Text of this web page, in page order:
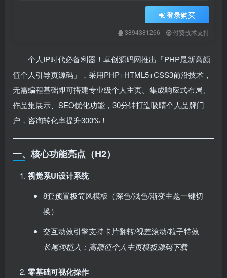
登录购买
3894381266 付费技术支持
个人IP时代必备利器！卓创源码网推出「PHP最新高颜
值个人引导页源码」，采用PHP+HTML5+CSS3前沿技术，
无需编程基础即可搭建专业级个人主页。集成响应式布局、
作品集展示、SEO优化功能，30分钟打造吸睛个人品牌门
户，咨询转化率提升300%！
一、核心功能亮点（H2）
视觉系UI设计系统
8套预置极简风模板（深色/浅色/渐变主题一键切
换）
交互动效引擎支持卡片翻转/视差滚动/粒子特效
长尾词植入：高颜值个人主页模板源码下载
零基础可视化操作